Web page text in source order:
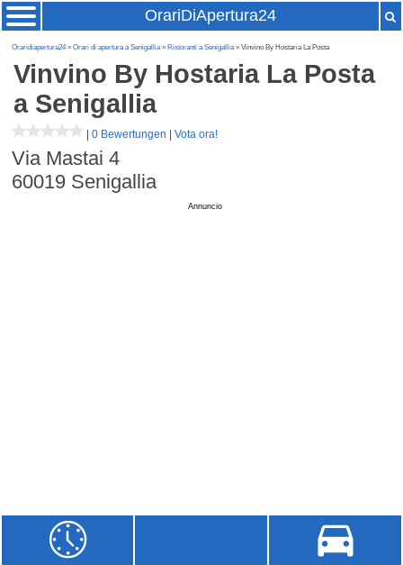
OrariDiApertura24
Oraridiapertura24»Orari di apertura a Senigallia» Ristoranti a Senigallia» Vinvino By Hostaria La Posta
Vinvino By Hostaria La Posta
a Senigallia
|0 Bewertungen |Vota ora!
Via Mastai 4
60019 Senigallia
Annuncio